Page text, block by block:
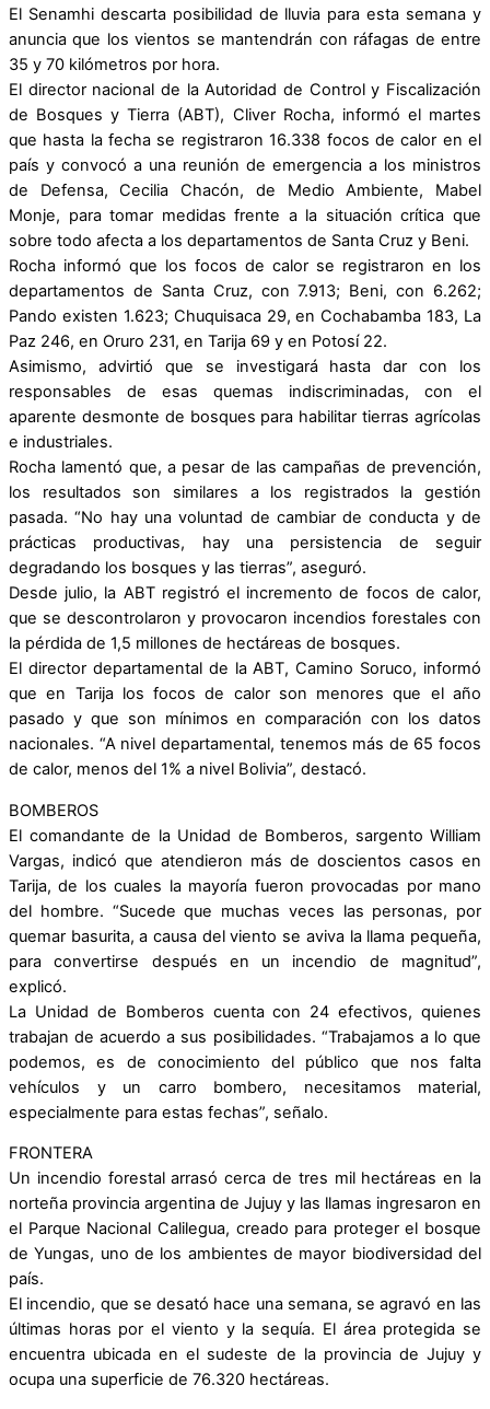
El Senamhi descarta posibilidad de lluvia para esta semana y
anuncia que los vientos se mantendrán con ráfagas de entre
35 y 70 kilómetros por hora.
El director nacional de la Autoridad de Control y Fiscalización
de Bosques y Tierra (ABT), Cliver Rocha, informó el martes
que hasta la fecha se registraron 16.338 focos de calor en el
país y convocó a una reunión de emergencia a los ministros
de Defensa, Cecilia Chacón, de Medio Ambiente, Mabel
Monje, para tomar medidas frente a la situación crítica que
sobre todo afecta a los departamentos de Santa Cruz y Beni.
Rocha informó que los focos de calor se registraron en los
departamentos de Santa Cruz, con 7.913; Beni, con 6.262;
Pando existen 1.623; Chuquisaca 29, en Cochabamba 183, La
Paz 246, en Oruro 231, en Tarija 69 y en Potosí 22.
Asimismo, advirtió que se investigará hasta dar con los
responsables de esas quemas indiscriminadas, con el
aparente desmonte de bosques para habilitar tierras agrícolas
e industriales.
Rocha lamentó que, a pesar de las campañas de prevención,
los resultados son similares a los registrados la gestión
pasada. “No hay una voluntad de cambiar de conducta y de
prácticas productivas, hay una persistencia de seguir
degradando los bosques y las tierras”, aseguró.
Desde julio, la ABT registró el incremento de focos de calor,
que se descontrolaron y provocaron incendios forestales con
la pérdida de 1,5 millones de hectáreas de bosques.
El director departamental de la ABT, Camino Soruco, informó
que en Tarija los focos de calor son menores que el año
pasado y que son mínimos en comparación con los datos
nacionales. “A nivel departamental, tenemos más de 65 focos
de calor, menos del 1% a nivel Bolivia”, destacó.
BOMBEROS
El comandante de la Unidad de Bomberos, sargento William
Vargas, indicó que atendieron más de doscientos casos en
Tarija, de los cuales la mayoría fueron provocadas por mano
del hombre. “Sucede que muchas veces las personas, por
quemar basurita, a causa del viento se aviva la llama pequeña,
para convertirse después en un incendio de magnitud”,
explicó.
La Unidad de Bomberos cuenta con 24 efectivos, quienes
trabajan de acuerdo a sus posibilidades. “Trabajamos a lo que
podemos, es de conocimiento del público que nos falta
vehículos y un carro bombero, necesitamos material,
especialmente para estas fechas”, señalo.
FRONTERA
Un incendio forestal arrasó cerca de tres mil hectáreas en la
norteña provincia argentina de Jujuy y las llamas ingresaron en
el Parque Nacional Calilegua, creado para proteger el bosque
de Yungas, uno de los ambientes de mayor biodiversidad del
país.
El incendio, que se desató hace una semana, se agravó en las
últimas horas por el viento y la sequía. El área protegida se
encuentra ubicada en el sudeste de la provincia de Jujuy y
ocupa una superficie de 76.320 hectáreas.